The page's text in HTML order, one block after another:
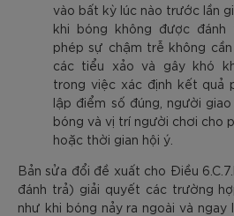
vào bất kỳ lúc nào trước lần
khi bóng không được
phép sự chậm trễ không
các tiểu xảo và gây khó
trong việc xác định kết quả
lập điểm số đúng, người
bóng và vị trí người chơi cho
hoặc thời gian hội ý.
Bản sửa đổi đề xuất cho Điều
đánh trả) giải quyết các trường
như khi bóng nảy ra ngoài và